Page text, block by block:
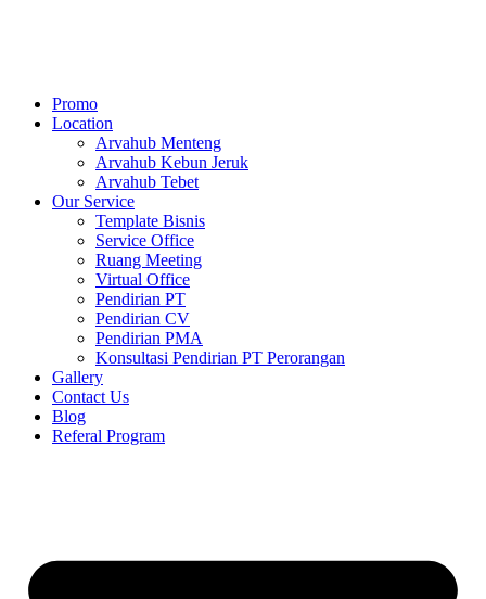
Promo
Location
Arvahub Menteng
Arvahub Kebun Jeruk
Arvahub Tebet
Our Service
Template Bisnis
Service Office
Ruang Meeting
Virtual Office
Pendirian PT
Pendirian CV
Pendirian PMA
Konsultasi Pendirian PT Perorangan
Gallery
Contact Us
Blog
Referal Program